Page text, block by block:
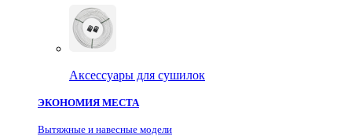
Аксессуары для сушилок
ЭКОНОМИЯ МЕСТА
Вытяжные и навесные модели